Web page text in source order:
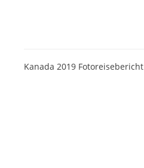
Kanada 2019 Fotoreisebericht